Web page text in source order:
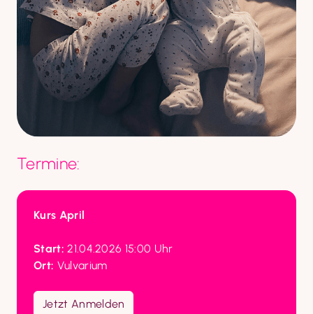
Termine:
Kurs April
Start:
Ort: Vulvarium
Jetzt Anmelden